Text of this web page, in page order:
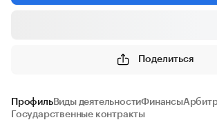
Поделиться
ПрофильВиды деятельностиФинансы
Государственные контракты